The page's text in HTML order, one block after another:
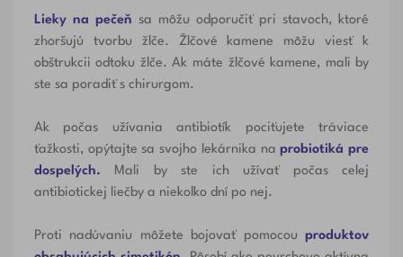
Lieky na pečeň sa môžu odporučiť pri stavoch, ktoré
zhoršujú tvorbu žlče. Žlčové kamene môžu viesť k
obštrukcii odtoku žlče. Ak máte žlčové kamene, mali by
ste sa poradiť s chirurgom.
Ak počas užívania antibiotík pociťujete tráviace
ťažkosti, opýtajte sa svojho lekárnika naprobiotiká pre
dospelých. Mali by ste ich užívať počas celej
antibiotickej liečby a niekoľko dní po nej.
Proti nadúvaniu môžete bojovať pomocouproduktov